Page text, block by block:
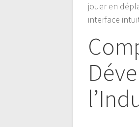
jouer en
interface